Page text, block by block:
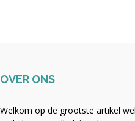
OVER ONS
Welkom op de grootste artikel